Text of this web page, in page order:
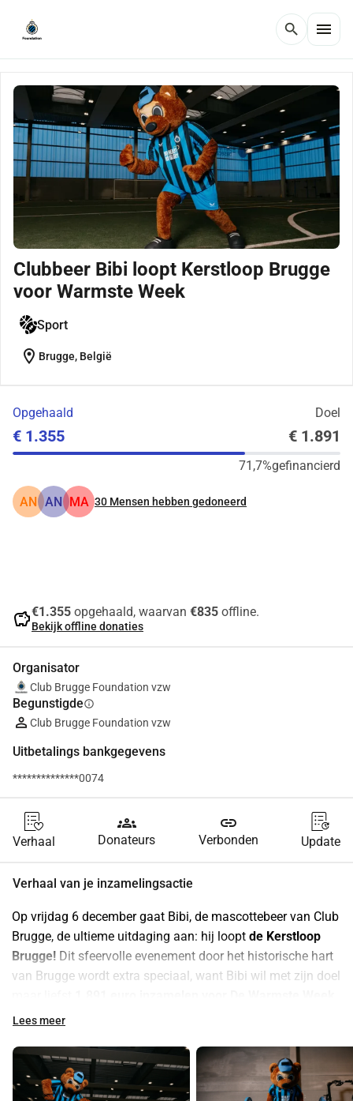
search menu
Clubbeer Bibi loopt Kerstloop Brugge
voor Warmste Week
Sport
location_on Brugge, België
Opgehaald Doel
€ 1.355 € 1.891
71,7%gefinancierd
AN AN MA 30 Mensen hebben gedoneerd
savings€1.355 opgehaald, waarvan €835 offline.
Bekijk offline donaties
Organisator
Club Brugge Foundation vzw
Begunstigdeinfo
Club Brugge Foundation vzw
Uitbetalings bankgegevens
**************0074
Verhaal
groups
Donateurs
link
Verbonden Update
Verhaal van je inzamelingsactie
Op vrijdag 6 december gaat Bibi, de mascottebeer van Club
Brugge, de ultieme uitdaging aan: hij loopt de Kerstloop
Brugge! Dit sfeervolle evenement door het historische hart
van Brugge wordt extra speciaal, want Bibi wil met zijn doel
De Warmste Week, dat van 18 tot en met 24 december in
zet zich in om via 276 projecten meer verbinding te creëren
in onze samenleving.
You’ll Never Walk Alone
Lees meer